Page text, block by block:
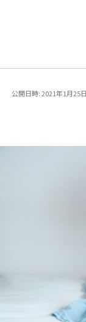
公開日時:2021年1月25日